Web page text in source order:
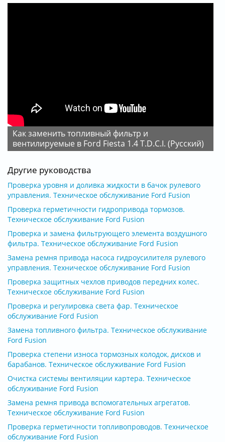
Как заменить топливный фильтр и
вентилируемые в Ford Fiesta 1.4 T.D.C.I. (Русский)
Другие руководства
Проверка уровня и доливка жидкости в бачок рулевого
управления. Техническое обслуживание Ford Fusion
Проверка герметичности гидропривода тормозов.
Техническое обслуживание Ford Fusion
Проверка и замена фильтрующего элемента воздушного
фильтра. Техническое обслуживание Ford Fusion
Замена ремня привода насоса гидроусилителя рулевого
управления. Техническое обслуживание Ford Fusion
Проверка защитных чехлов приводов передних колес.
Техническое обслуживание Ford Fusion
Проверка и регулировка света фар. Техническое
обслуживание Ford Fusion
Замена топливного фильтра. Техническое обслуживание
Ford Fusion
Проверка степени износа тормозных колодок, дисков и
барабанов. Техническое обслуживание Ford Fusion
Очистка системы вентиляции картера. Техническое
обслуживание Ford Fusion
Замена ремня привода вспомогательных агрегатов.
Техническое обслуживание Ford Fusion
Проверка герметичности топливопроводов. Техническое
обслуживание Ford Fusion